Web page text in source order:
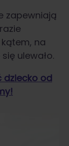
zapewniają
na
ulewało.
dziecko od